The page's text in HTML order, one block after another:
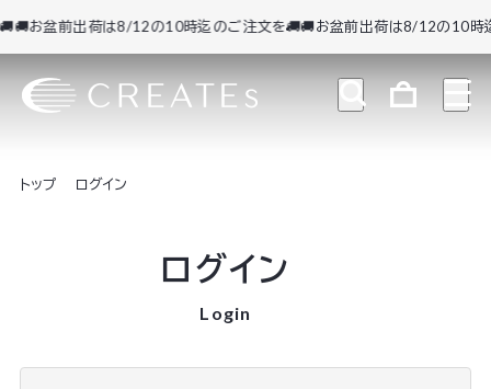
お盆前出荷は8/12の10時迄のご注文を🚚🚚お盆前出荷は8/12の10時迄
トップ ログイン
ログイン
Login